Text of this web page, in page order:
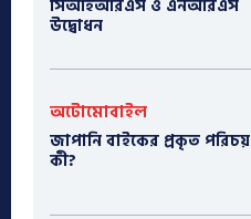
সিআইআরএস ও এনআরএস
উদ্বোধন
অটোমোবাইল
​জাপানি বাইকের প্রকৃত পরিচয়
কী?